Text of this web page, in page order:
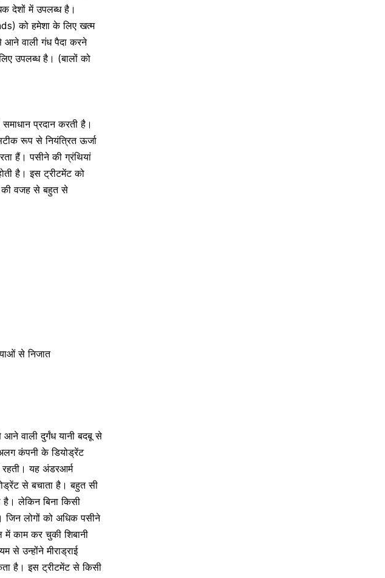
देशों में उपलब्ध है।
को हमेशा के लिए खत्म
आने वाली गंध पैदा करने
उपलब्ध है। (बालों को
प्रदान करती है।
रूप से नियंत्रित ऊर्जा
हैं। पसीने की ग्रंथियां
है। इस ट्रीटमेंट को
की वजह से बहुत से
से निजात
आने वालीदुर्गंध यानी बदबूसे
कंपनी के डियोड्रेंट
यह अंडरआर्म
से बचाता है। बहुत सी
लेकिन बिना किसी
लोगों को अधिक पसीने
काम कर चुकी शिबानी
से उन्होंने मीराड्राई
है। इस ट्रीटमेंट से किसी